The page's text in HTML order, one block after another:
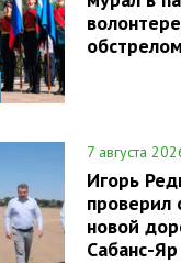
обстрелом
7 августа
Игорь
проверил
новой
Сабанс-Яр